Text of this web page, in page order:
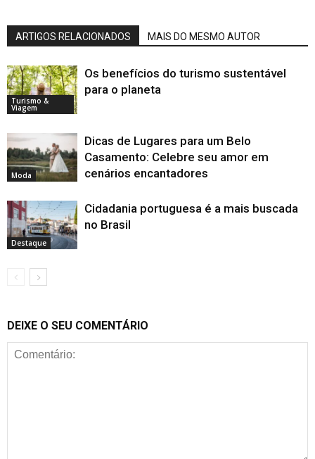
ARTIGOS RELACIONADOS MAIS DO MESMO AUTOR
Turismo &
Viagem
Os benefícios do turismo sustentável
para o planeta
Moda
Dicas de Lugares para um Belo
Casamento: Celebre seu amor em
cenários encantadores
Destaque
Cidadania portuguesa é a mais buscada
no Brasil
DEIXE O SEU COMENTÁRIO